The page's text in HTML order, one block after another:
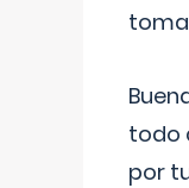
todo
por